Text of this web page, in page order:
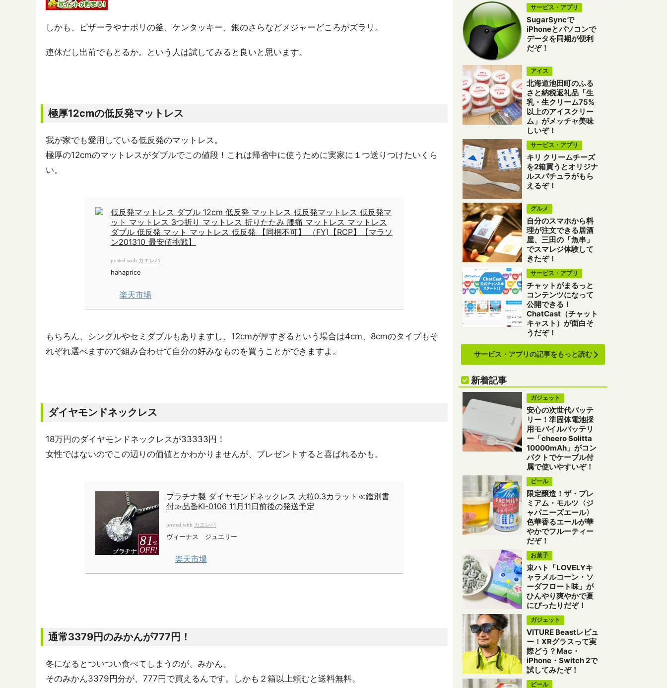
しかも、ピザーラやナポリの釜、ケンタッキー、銀のさらなどメジャーどころがズラリ。
連休だし出前でもとるか。という人は試してみると良いと思います。
極厚12cmの低反発マットレス
我が家でも愛用している低反発のマットレス。
極厚の12cmのマットレスがダブルでこの値段！これは帰省中に使うために実家に１つ送りつけたいくら
い。
低反発マットレス ダブル 12cm 低反発 マットレス 低反発マットレス 低反発マ
ット マットレス 3つ折り マットレス 折りたたみ 腰痛 マットレス マットレス
ダブル 低反発 マット マットレス 低反発 【同梱不可】 （FY)【RCP】【マラソ
ン201310_最安値挑戦】
posted with カエレバ
hahaprice
楽天市場
もちろん、シングルやセミダブルもありますし、12cmが厚すぎるという場合は4cm、8cmのタイプもそ
れぞれ選べますので組み合わせて自分の好みなものを買うことができますよ。
ダイヤモンドネックレス
18万円のダイヤモンドネックレスが33333円！
女性ではないのでこの辺りの価値とかわかりませんが、プレゼントすると喜ばれるかも。
プラチナ製 ダイヤモンドネックレス 大粒0.3カラット≪鑑別書
付≫品番KI-0106 11月11日前後の発送予定
posted with カエレバ
ヴィーナス ジュエリー
楽天市場
通常3379円のみかんが777円！
冬になるとついつい食べてしまうのが、みかん。
そのみかん3379円分が、777円で買えるんです。しかも２箱以上頼むと送料無料。
サービス・アプリ
SugarSyncで
iPhoneとパソコンで
データを同期が便利
だぞ！
アイス
北海道池田町のふる
さと納税返礼品「生
乳・生クリーム75%
以上のアイスクリー
ム」がメッチャ美味
しいぞ！
サービス・アプリ
キリ クリームチーズ
を2箱買うとオリジナ
ルスパチュラがもら
えるぞ！
グルメ
自分のスマホから料
理が注文できる居酒
屋、三田の「魚串」
でスマレジ体験して
きたぞ！
サービス・アプリ
チャットがまるっと
コンテンツになって
公開できる！
ChatCast（チャット
キャスト）が面白そ
うだぞ！
サービス・アプリの記事をもっと読む
新着記事
ガジェット
安心の次世代バッテ
リー！準固体電池採
用モバイルバッテリ
ー「cheero Solitta
10000mAh」がコン
パクトでケーブル付
属で使いやすいぞ！
ビール
限定醸造！ザ・プレ
ミアム・モルツ〈ジ
ャパニーズエール〉
色華香るエールが華
やかでフルーティー
だぞ！
お菓子
東ハト「LOVELYキ
ャラメルコーン・ソ
ーダフロート味」が
ひんやり爽やかで夏
にぴったりだぞ！
ガジェット
VITURE Beastレビュ
ー！XRグラスって実
際どう？Mac・
iPhone・Switch 2で
試してみたぞ！
ビール